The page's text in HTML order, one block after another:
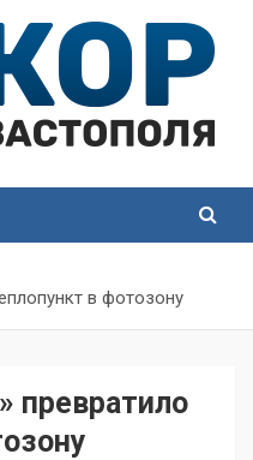
в фотозону
превратило